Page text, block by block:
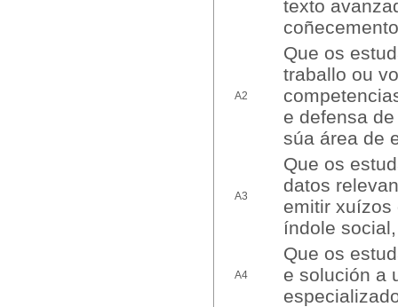
texto
A2
Que os
traballo ou
e defensa
súa área de
A3
Que os
datos
emitir xuízos
índole
A4
Que os
e solución a